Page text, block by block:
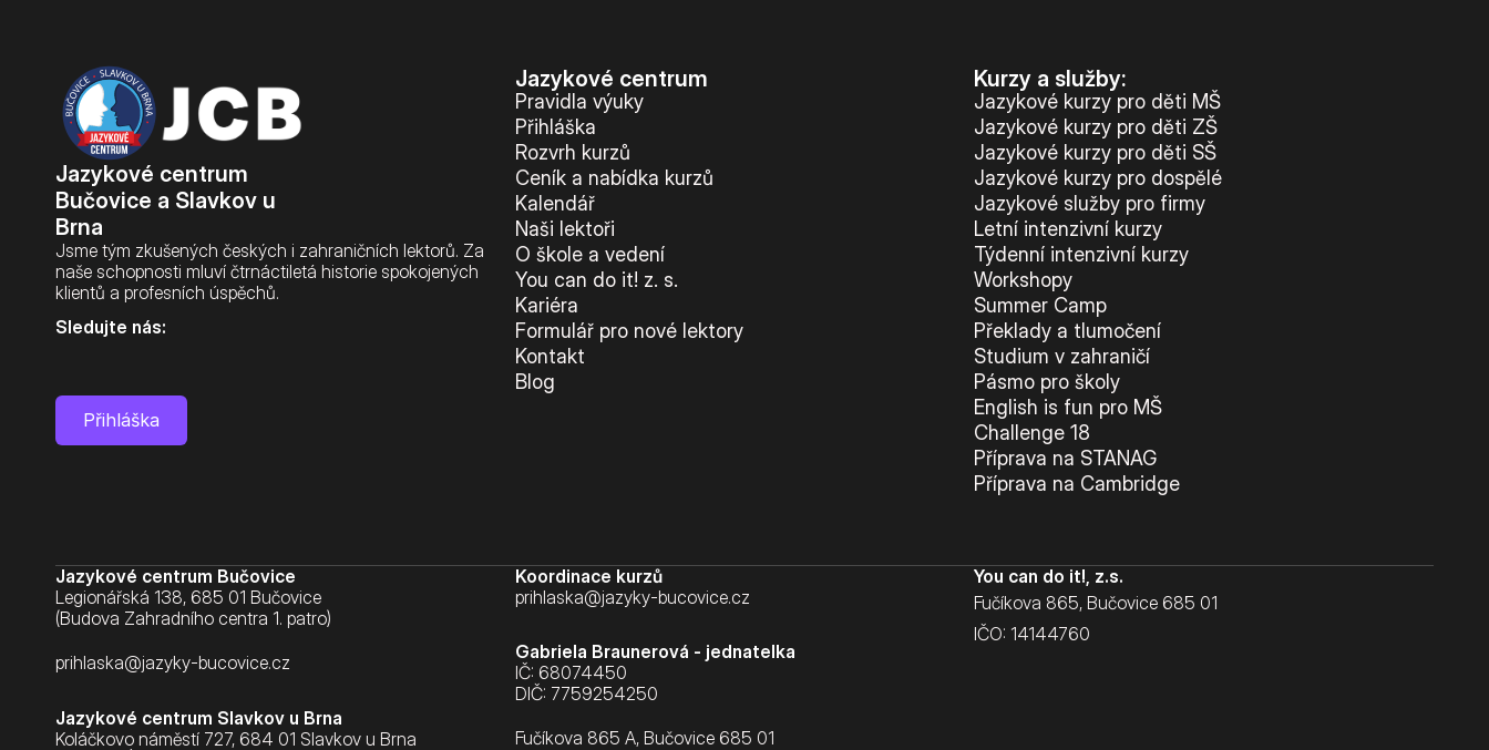
Jazykové centrum
Bučovice a Slavkov u
Brna
Jsme tým zkušených českých i zahraničních lektorů. Za
naše schopnosti mluví čtrnáctiletá historie spokojených
klientů a profesních úspěchů.
Sledujte nás:
Přihláška
Jazykové centrum
Pravidla výuky
Přihláška
Rozvrh kurzů
Ceník a nabídka kurzů
Kalendář
Naši lektoři
O škole a vedení
You can do it! z. s.
Kariéra
Formulář pro nové lektory
Kontakt
Blog
Kurzy a služby:
Jazykové kurzy pro děti MŠ
Jazykové kurzy pro děti ZŠ
Jazykové kurzy pro děti SŠ
Jazykové kurzy pro dospělé
Jazykové služby pro firmy
Letní intenzivní kurzy
Týdenní intenzivní kurzy
Workshopy
Summer Camp
Překlady a tlumočení
Studium v zahraničí
Pásmo pro školy
English is fun pro MŠ
Challenge 18
Příprava na STANAG
Příprava na Cambridge
Jazykové centrum Bučovice
Legionářská 138, 685 01 Bučovice
(Budova Zahradního centra 1. patro)
prihlaska@jazyky-bucovice.cz
Jazykové centrum Slavkov u Brna
Koláčkovo náměstí 727, 684 01 Slavkov u Brna
Koordinace kurzů
prihlaska@jazyky-bucovice.cz
Gabriela Braunerová - jednatelka
IČ: 68074450
DIČ: 7759254250
Fučíkova 865 A, Bučovice 685 01
You can do it!, z.s.
Fučíkova 865, Bučovice 685 01
IČO: 14144760